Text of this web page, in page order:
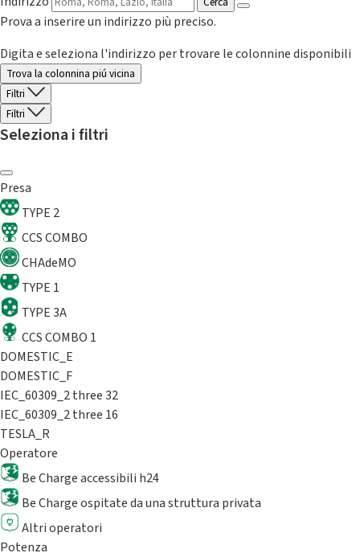
Prova a inserire un indirizzo più preciso.
Digita e seleziona l'indirizzo per trovare le colonnine disponibili
Trova la colonnina piú vicina
Filtri
Filtri
Seleziona i filtri
Presa
TYPE 2
CCS COMBO
CHAdeMO
TYPE 1
TYPE 3A
CCS COMBO 1
DOMESTIC_E
DOMESTIC_F
IEC_60309_2 three 32
IEC_60309_2 three 16
TESLA_R
Operatore
Be Charge accessibili h24
Be Charge ospitate da una struttura privata
Altri operatori
Potenza